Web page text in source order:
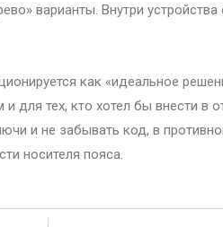
варианты. Внутри
как «идеальное
тех, кто хотел бы внести в
и не забывать код, в
носителя пояса.